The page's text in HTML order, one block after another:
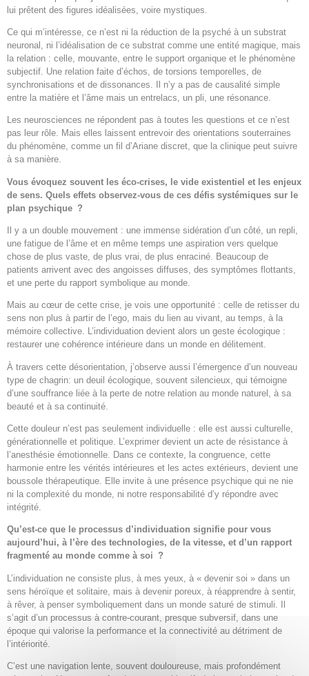
lui prêtent des figures idéalisées, voire mystiques.
Ce qui m’intéresse, ce n’est ni la réduction de la psyché à un substrat
neuronal, ni l’idéalisation de ce substrat comme une entité magique, mais
la relation : celle, mouvante, entre le support organique et le phénomène
subjectif. Une relation faite d’échos, de torsions temporelles, de
synchronisations et de dissonances. Il n’y a pas de causalité simple
entre la matière et l’âme mais un entrelacs, un pli, une résonance.
Les neurosciences ne répondent pas à toutes les questions et ce n’est
pas leur rôle. Mais elles laissent entrevoir des orientations souterraines
du phénomène, comme un fil d’Ariane discret, que la clinique peut suivre
à sa manière.
Vous évoquez souvent les éco-crises, le vide existentiel et les enjeux
de sens. Quels effets observez-vous de ces défis systémiques sur le
plan psychique ?
Il y a un double mouvement : une immense sidération d’un côté, un repli,
une fatigue de l’âme et en même temps une aspiration vers quelque
chose de plus vaste, de plus vrai, de plus enraciné. Beaucoup de
patients arrivent avec des angoisses diffuses, des symptômes flottants,
et une perte du rapport symbolique au monde.
Mais au cœur de cette crise, je vois une opportunité : celle de retisser du
sens non plus à partir de l’ego, mais du lien au vivant, au temps, à la
mémoire collective. L’individuation devient alors un geste écologique :
restaurer une cohérence intérieure dans un monde en délitement.
À travers cette désorientation, j’observe aussi l’émergence d’un nouveau
type de chagrin: un deuil écologique, souvent silencieux, qui témoigne
d’une souffrance liée à la perte de notre relation au monde naturel, à sa
beauté et à sa continuité.
Cette douleur n’est pas seulement individuelle : elle est aussi culturelle,
générationnelle et politique. L’exprimer devient un acte de résistance à
l’anesthésie émotionnelle. Dans ce contexte, la congruence, cette
harmonie entre les vérités intérieures et les actes extérieurs, devient une
boussole thérapeutique. Elle invite à une présence psychique qui ne nie
ni la complexité du monde, ni notre responsabilité d’y répondre avec
intégrité.
Qu’est-ce que le processus d’individuation signifie pour vous
aujourd’hui, à l’ère des technologies, de la vitesse, et d’un rapport
fragmenté au monde comme à soi ?
L’individuation ne consiste plus, à mes yeux, à « devenir soi » dans un
sens héroïque et solitaire, mais à devenir poreux, à réapprendre à sentir,
à rêver, à penser symboliquement dans un monde saturé de stimuli. Il
s’agit d’un processus à contre-courant, presque subversif, dans une
époque qui valorise la performance et la connectivité au détriment de
l’intériorité.
C’est une navigation lente, souvent douloureuse, mais profondément